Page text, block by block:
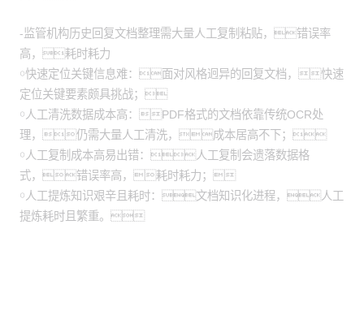
-监管机构历史回复文档整理需大量人工复制粘贴，错误率
高，耗时耗力
￮快速定位关键信息难：面对风格迥异的回复文档，快速
定位关键要素颇具挑战；
￮人工清洗数据成本高：PDF格式的文档依靠传统OCR处
理，仍需大量人工清洗，成本居高不下；
￮人工复制成本高易出错：人工复制会遗落数据格
式，错误率高，耗时耗力；
￮人工提炼知识艰辛且耗时：文档知识化进程，人工
提炼耗时且繁重。